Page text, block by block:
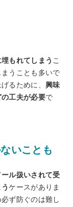
もれてしまう こ
うことも多いで
るために、 興味
工夫が必要で
いことも
ル扱いされて受
うケースがありま
ず防ぐのは難し